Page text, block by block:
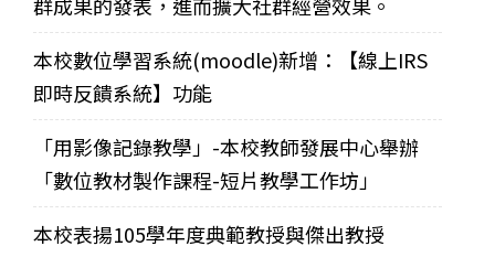
本校數位學習系統(moodle)新增：【線上IRS
即時反饋系統】功能
「用影像記錄教學」-本校教師發展中心舉辦
「數位教材製作課程-短片教學工作坊」
本校表揚105學年度典範教授與傑出教授